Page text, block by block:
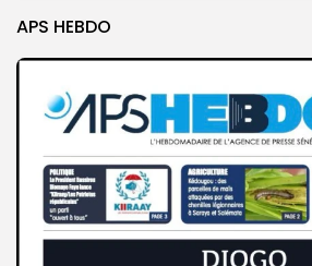
APS HEBDO